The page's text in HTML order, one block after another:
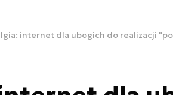
internet dla ubogich do realizacji